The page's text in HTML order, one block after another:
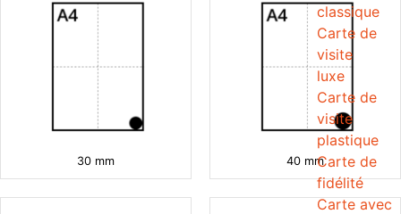
classique
Carte de
visite
luxe
Carte de
visite
plastique
Carte de
fidélité
Carte avec
30 mm 40 mm